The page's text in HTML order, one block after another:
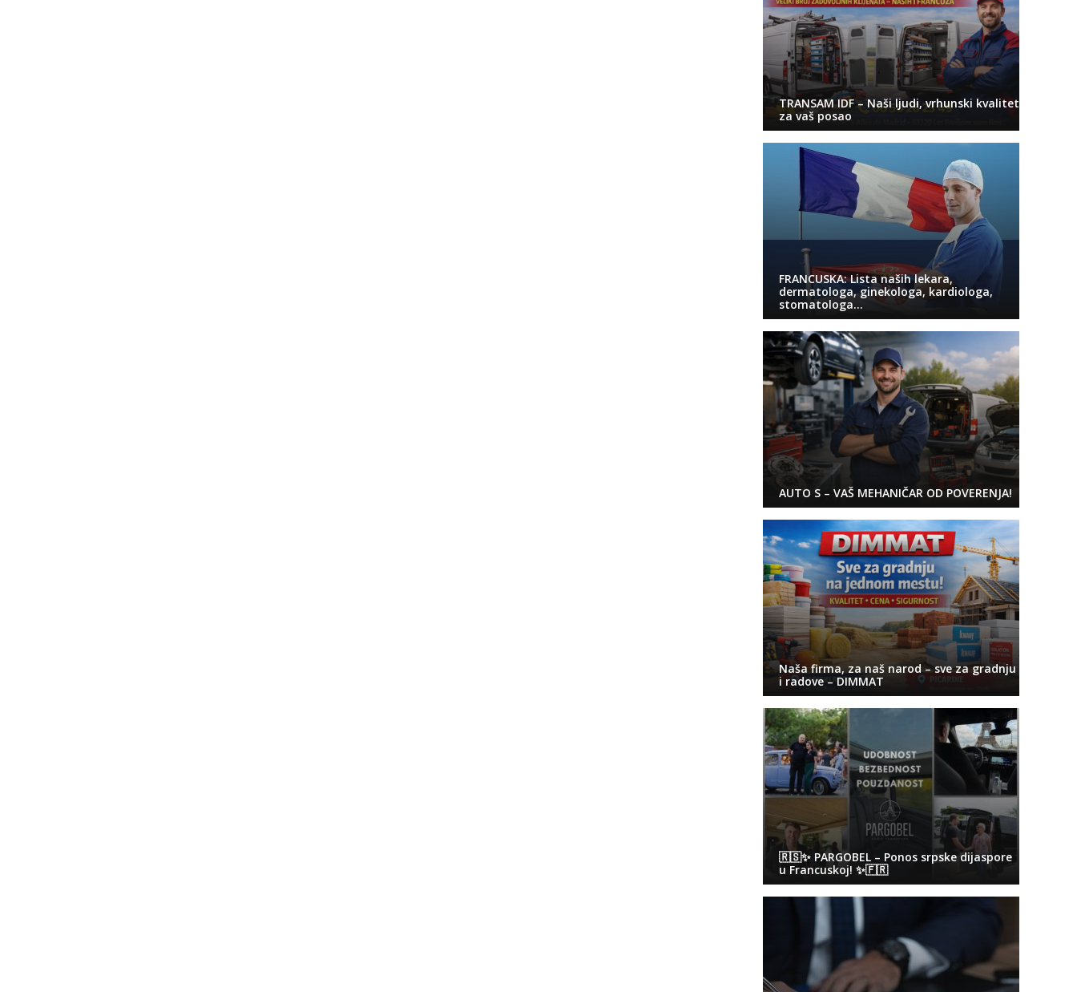
TRANSAM IDF – Naši ljudi, vrhunski kvalitet
za vaš posao
FRANCUSKA: Lista naših lekara,
dermatologa, ginekologa, kardiologa,
stomatologa…
AUTO S – VAŠ MEHANIČAR OD POVERENJA!
Naša firma, za naš narod – sve za gradnju
i radove – DIMMAT
🇷🇸✨ PARGOBEL – Ponos srpske dijaspore
u Francuskoj! ✨🇫🇷